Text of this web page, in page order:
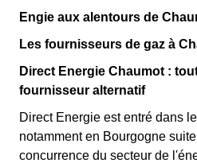
Engie aux alentours de
Les fournisseurs de gaz à
Direct Energie Chaumot :
fournisseur alternatif
Direct Energie est entré dans
notamment en Bourgogne
concurrence du secteur de